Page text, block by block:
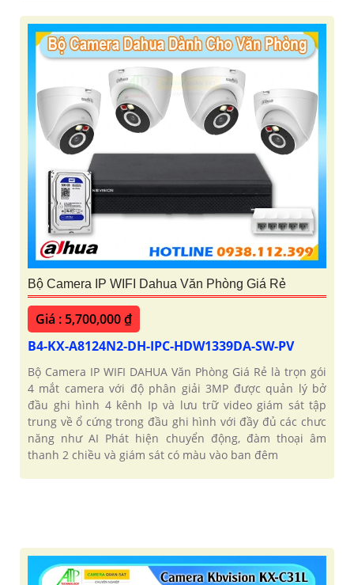
Bộ Camera IP WIFI Dahua Văn Phòng Giá Rẻ
Giá : 5,700,000 ₫
B4-KX-A8124N2-DH-IPC-HDW1339DA-SW-PV
Bộ Camera IP WIFI DAHUA Văn Phòng Giá Rẻ là trọn gói
4 mắt camera với độ phân giải 3MP được quản lý bở
đầu ghi hình 4 kênh Ip và lưu trữ video giám sát tập
trung về ổ cứng trong đầu ghi hình với đầy đủ các chưc
năng như AI Phát hiện chuyển động, đàm thoại âm
thanh 2 chiều và giám sát có màu vào ban đêm